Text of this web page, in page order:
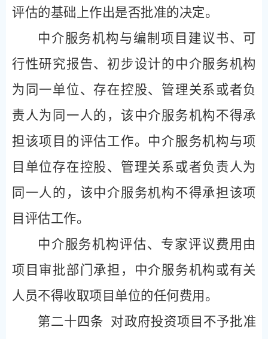
评估的基础上作出是否批准的决定。
中介服务机构与编制项目建议书、可
行性研究报告、初步设计的中介服务机构
为同一单位、存在控股、管理关系或者负
责人为同一人的，该中介服务机构不得承
担该项目的评估工作。中介服务机构与项
目单位存在控股、管理关系或者负责人为
同一人的，该中介服务机构不得承担该项
目评估工作。
中介服务机构评估、专家评议费用由
项目审批部门承担，中介服务机构或有关
人员不得收取项目单位的任何费用。
第二十四条 对政府投资项目不予批准